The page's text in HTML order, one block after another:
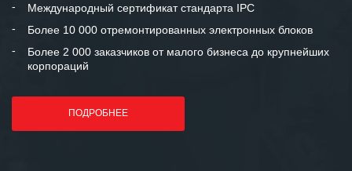
лет успеха и процветания.
Международный сертификат стандарта IPC
Более 10 000 отремонтированных электронных блоков
Более 2 000 заказчиков от малого бизнеса до крупнейших
корпораций
ПОДРОБНЕЕ